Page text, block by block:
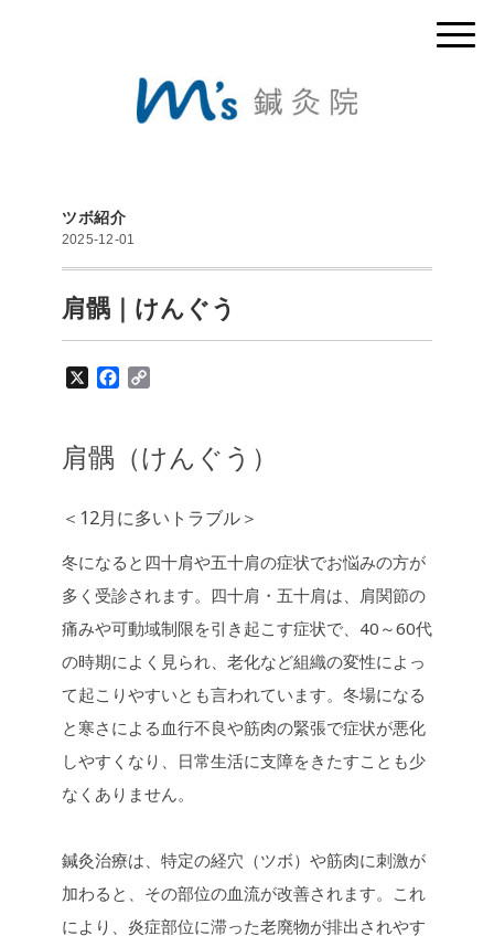
ツボ紹介
2025-12-01
肩髃｜けんぐう
X
o
k
L
n
k
肩髃 （けんぐう）
＜12月に多いトラブル＞
冬になると四十肩や五十肩の症状でお悩みの方が
多く受診されます。四十肩・五十肩は、肩関節の
痛みや可動域制限を引き起こす症状で、40～60代
の時期によく見られ、老化など組織の変性によっ
て起こりやすいとも言われています。冬場になる
と寒さによる血行不良や筋肉の緊張で症状が悪化
しやすくなり、日常生活に支障をきたすことも少
なくありません。
鍼灸治療は、特定の経穴（ツボ）や筋肉に刺激が
加わると、その部位の血流が改善されます。これ
により、炎症部位に滞った老廃物が排出されやす